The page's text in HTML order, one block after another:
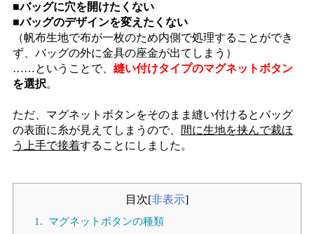
■バッグに穴を開けたくない
■バッグのデザインを変えたくない
（帆布生地で布が一枚のため内側で処理することができ
ず、バッグの外に金具の座金が出てしまう）
……ということで、 縫い付けタイプのマグネットボタン
を選択。
ただ、マグネットボタンをそのまま縫い付けるとバッグ
の表面に糸が見えてしまうので、
間に生地を挟んで裁ほ
う上手で接着することにしました。
目次[非表示]
1. マグネットボタンの種類